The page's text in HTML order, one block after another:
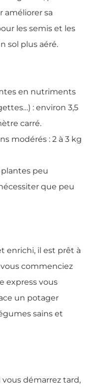
améliorer sa
les semis et les
sol plus aéré.
en nutriments
: environ 3,5
carré.
modérés : 2 à 3 kg
peu
que peu
enrichi, il est prêt à
commenciez
express vous
un potager
sains et
vous démarrez tard,